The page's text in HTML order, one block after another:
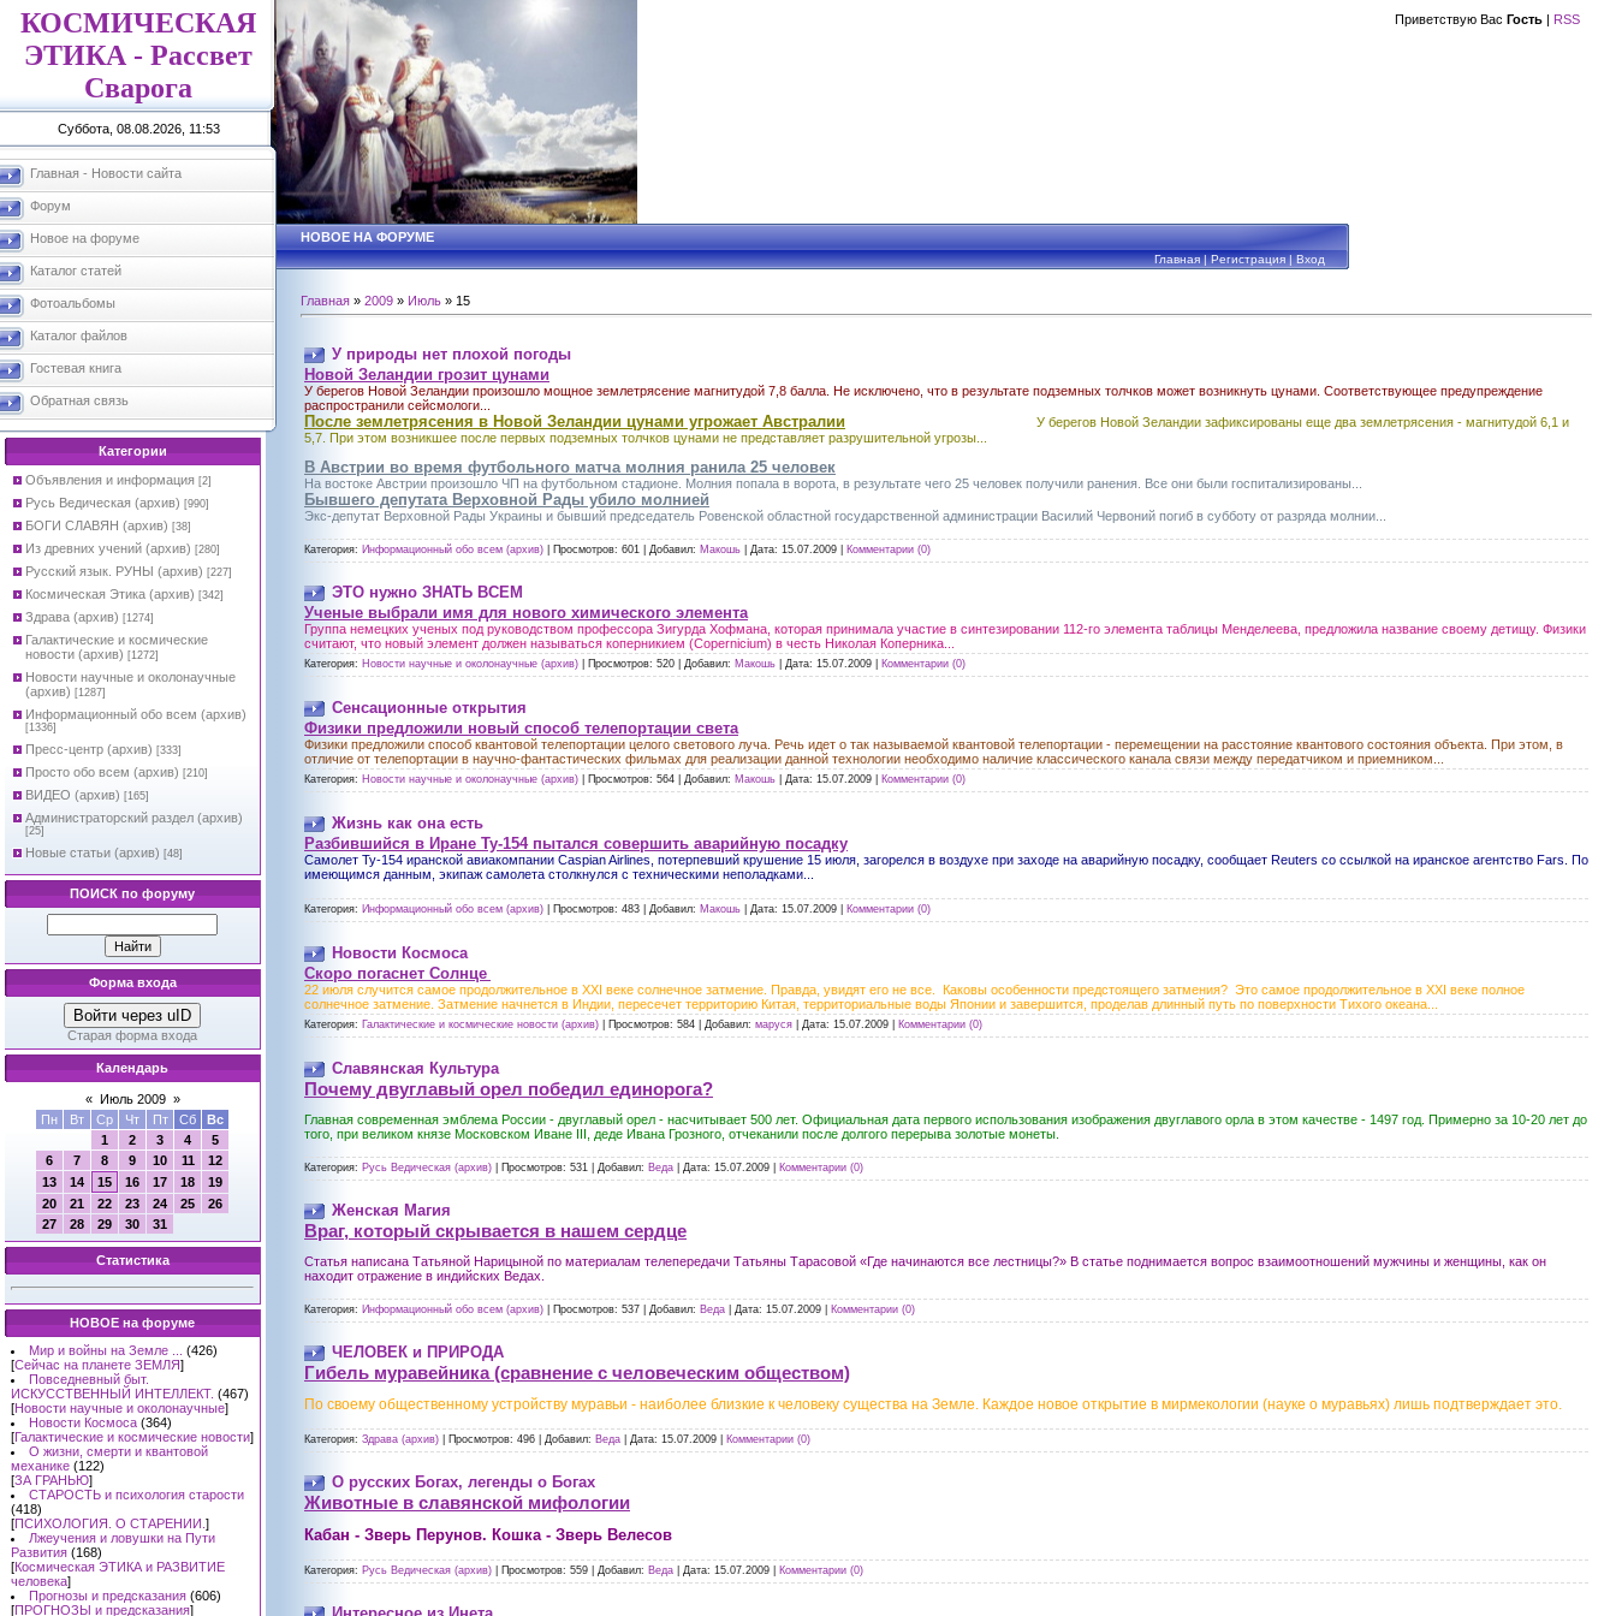
КОСМИЧЕСКАЯ
ЭТИКА - Рассвет
Сварога
Суббота, 08.08.2026, 11:53
Главная - Новости сайта
Форум
Новое на форуме
Каталог статей
Фотоальбомы
Каталог файлов
Гостевая книга
Обратная связь
Категории
Объявления и информация [2]
Русь Ведическая (архив) [990]
БОГИ СЛАВЯН (архив) [38]
Из древних учений (архив) [280]
Русский язык. РУНЫ (архив) [227]
Космическая Этика (архив) [342]
Здрава (архив) [1274]
Галактические и космические
новости (архив) [1272]
Новости научные и околонаучные
(архив) [1287]
Информационный обо всем (архив)
[1336]
Пресс-центр (архив) [333]
Просто обо всем (архив) [210]
ВИДЕО (архив) [165]
Администраторский раздел (архив)
[25]
Новые статьи (архив) [48]
ПОИСК по форуму
Форма входа
Войти через uID
Старая форма входа
Календарь
« Июль 2009 »
Пн
Вт Ср Чт Пт Сб
Вс
1
2 3 4
5
6
7 8 9 10 11
12
13
14 15 16 17 18
19
20
21 22 23 24 25
26
27
28 29 30 31
Статистика
НОВОЕ на форуме
Мир и войны на Земле ...
(426)
[Сейчас на планете ЗЕМЛЯ]
Повседневный быт.
ИСКУССТВЕННЫЙ ИНТЕЛЛЕКТ. (467)
[Новости научные и околонаучные]
Новости Космоса (364)
[Галактические и космические новости]
О жизни, смерти и квантовой
механике (122)
[ЗА ГРАНЬЮ]
СТАРОСТЬ и психология старости
(418)
[ПСИХОЛОГИЯ. О СТАРЕНИИ. ]
Лжеучения и ловушки на Пути
Развития (168)
[Космическая ЭТИКА и РАЗВИТИЕ
человека]
Прогнозы и предсказания (606)
[ПРОГНОЗЫ и предсказания]
Приветствую Вас Гость | RSS
НОВОЕ НА ФОРУМЕ
Главная|Регистрация|Вход
Главная » 2009 » Июль » 15
У природы нет плохой погоды
Новой Зеландии грозит цунами
У берегов Новой Зеландии произошло мощное землетрясение магнитудой 7,8 балла. Не исключено, что в результате подземных толчков может возникнуть цунами. Соответствующее предупреждение
распространили сейсмологи...
После землетрясения в Новой Зеландии цунами угрожает Австралии У берегов Новой Зеландии зафиксированы еще два землетрясения - магнитудой 6,1 и
5,7. При этом возникшее после первых подземных толчков цунами не представляет разрушительной угрозы...
В Австрии во время футбольного матча молния ранила 25 человек
На востоке Австрии произошло ЧП на футбольном стадионе. Молния попала в ворота, в результате чего 25 человек получили ранения. Все они были госпитализированы...
Бывшего депутата Верховной Рады убило молнией
Экс-депутат Верховной Рады Украины и бывший председатель Ровенской областной государственной администрации Василий Червоний погиб в субботу от разряда молнии...
Категория: Информационный обо всем (архив) Просмотров: 601 Добавил: Макошь Дата: 15.07.2009 Комментарии (0)
ЭТО нужно ЗНАТЬ ВСЕМ
Ученые выбрали имя для нового химического элемента
Группа немецких ученых под руководством профессора Зигурда Хофмана, которая принимала участие в синтезировании 112-го элемента таблицы Менделеева, предложила название своему детищу. Физики
считают, что новый элемент должен называться коперникием (Сopernicium) в честь Николая Коперника...
Категория: Новости научные и околонаучные (архив) Просмотров: 520 Добавил: Макошь Дата: 15.07.2009 Комментарии (0)
Сенсационные открытия
Физики предложили новый способ телепортации света
Физики предложили способ квантовой телепортации целого светового луча. Речь идет о так называемой квантовой телепортации - перемещении на расстояние квантового состояния объекта. При этом, в
отличие от телепортации в научно-фантастических фильмах для реализации данной технологии необходимо наличие классического канала связи между передатчиком и приемником...
Категория: Новости научные и околонаучные (архив) Просмотров: 564 Добавил: Макошь Дата: 15.07.2009 Комментарии (0)
Жизнь как она есть
Разбившийся в Иране Ту-154 пытался совершить аварийную посадку
Самолет Ту-154 иранской авиакомпании Caspian Airlines, потерпевший крушение 15 июля, загорелся в воздухе при заходе на аварийную посадку, сообщает Reuters со ссылкой на иранское агентство Fars. По
имеющимся данным, экипаж самолета столкнулся с техническими неполадками...
Категория: Информационный обо всем (архив) Просмотров: 483 Добавил: Макошь Дата: 15.07.2009 Комментарии (0)
Новости Космоса
Скоро погаснет Солнце
22 июля случится самое продолжительное в XXI веке солнечное затмение. Правда, увидят его не все. Каковы особенности предстоящего затмения? Это самое продолжительное в XXI веке полное
солнечное затмение. Затмение начнется в Индии, пересечет территорию Китая, территориальные воды Японии и завершится, проделав длинный путь по поверхности Тихого океана...
Категория: Галактические и космические новости (архив) Просмотров: 584 Добавил: маруся Дата: 15.07.2009 Комментарии (0)
Славянская Культура
Почему двуглавый орел победил единорога?
Главная современная эмблема России - двуглавый орел - насчитывает 500 лет. Официальная дата первого использования изображения двуглавого орла в этом качестве - 1497 год. Примерно за 10-20 лет до
того, при великом князе Московском Иване III, деде Ивана Грозного, отчеканили после долгого перерыва золотые монеты.
Категория: Русь Ведическая (архив) Просмотров: 531 Добавил: Веда Дата: 15.07.2009 Комментарии (0)
Женская Магия
Враг, который скрывается в нашем сердце
Статья написана Татьяной Нарицыной по материалам телепередачи Татьяны Тарасовой «Где начинаются все лестницы?» В статье поднимается вопрос взаимоотношений мужчины и женщины, как он
находит отражение в индийских Ведах.
Категория: Информационный обо всем (архив) Просмотров: 537 Добавил: Веда Дата: 15.07.2009 Комментарии (0)
ЧЕЛОВЕК и ПРИРОДА
Гибель муравейника (сравнение с человеческим обществом)
По своему общественному устройству муравьи - наиболее близкие к человеку существа на Земле. Каждое новое открытие в мирмекологии (науке о муравьях) лишь подтверждает это.
Категория: Здрава (архив) Просмотров: 496 Добавил: Веда Дата: 15.07.2009 Комментарии (0)
О русских Богах, легенды о Богах
Животные в славянской мифологии
Кабан - Зверь Перунов. Кошка - Зверь Велесов
Категория: Русь Ведическая (архив) Просмотров: 559 Добавил: Веда Дата: 15.07.2009 Комментарии (0)